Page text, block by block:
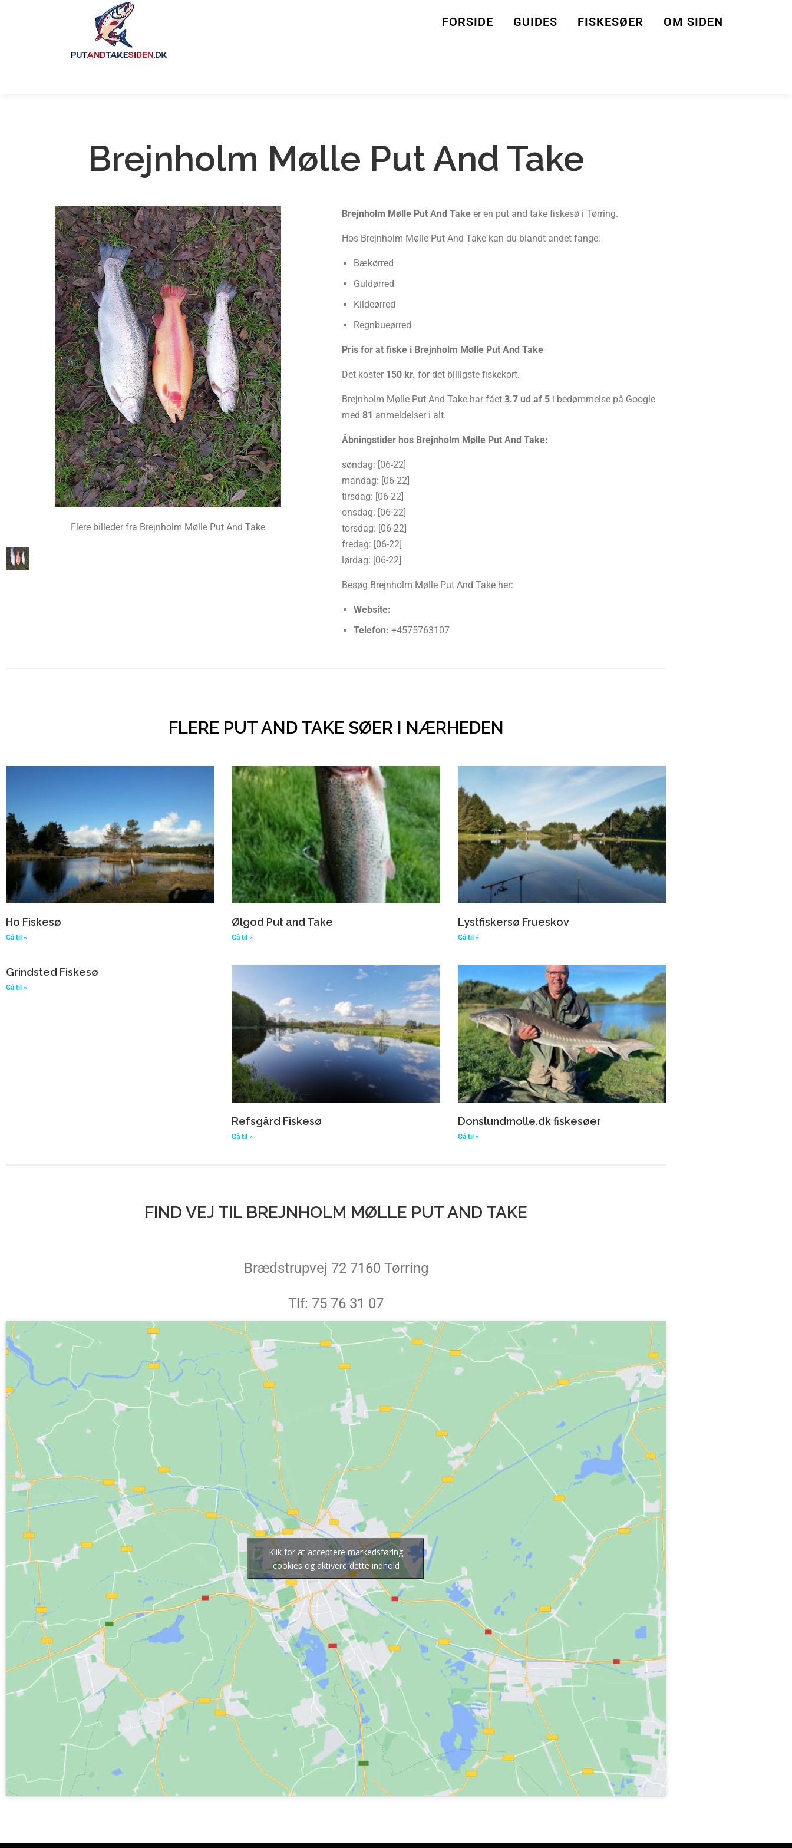
FORSIDE GUIDES FISKESØER OM SIDEN
Brejnholm Mølle Put And Take
Flere billeder fra Brejnholm Mølle Put And Take
Brejnholm Mølle Put And Takeer en put and take fiskesø i Tørring.
Hos Brejnholm Mølle Put And Take kan du blandt andet fange:
Bækørred
Guldørred
Kildeørred
Regnbueørred
Pris for at fiske i Brejnholm Mølle Put And Take
Det koster 150 kr. for det billigste fiskekort.
Brejnholm Mølle Put And Take har fået 3.7 ud af 5i bedømmelse på Google
med 81 anmeldelser i alt.
Åbningstider hos Brejnholm Mølle Put And Take:
søndag: [06-22]
mandag: [06-22]
tirsdag: [06-22]
onsdag: [06-22]
torsdag: [06-22]
fredag: [06-22]
lørdag: [06-22]
Besøg Brejnholm Mølle Put And Take her:
Website:
Telefon: +4575763107
FLERE PUT AND TAKE SØER I NÆRHEDEN
Ho Fiskesø
Gå til »
Ølgod Put and Take
Gå til »
Lystfiskersø Frueskov
Gå til »
Grindsted Fiskesø
Gå til »
Refsgård Fiskesø
Gå til »
Donslundmolle.dk fiskesøer
Gå til »
FIND VEJ TIL BREJNHOLM MØLLE PUT AND TAKE
Brædstrupvej 72 7160 Tørring
Tlf: 75 76 31 07
Klik for at acceptere markedsføring
cookies og aktivere dette indhold